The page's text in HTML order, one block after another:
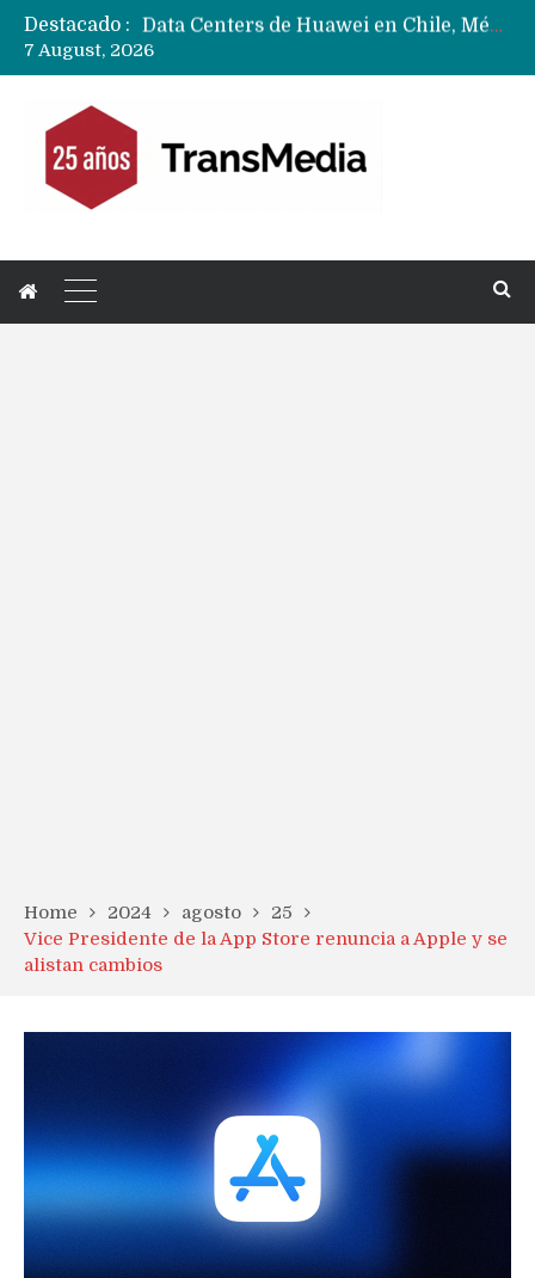
Destacado :
Data Centers de Huawei en Chile, México, Brasil,Perú y Argentina podrían verse afectados por arremetida de EE.UU
7 August, 2026
Home 2024 agosto
25
Vice Presidente de la App Store renuncia a Apple y se
alistan cambios